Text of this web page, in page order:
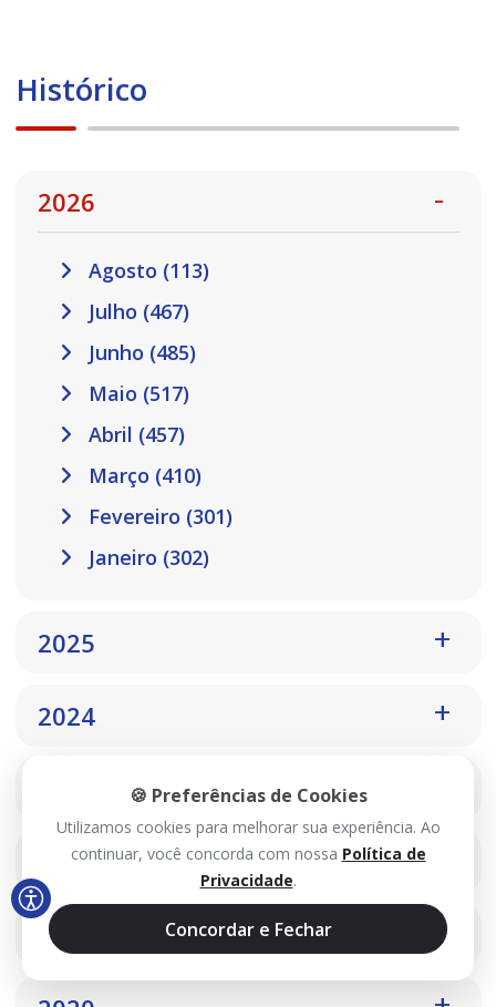
Histórico
2026
Agosto (113)
Julho (467)
Junho (485)
Maio (517)
Abril (457)
Março (410)
Fevereiro (301)
Janeiro (302)
2025
2024
2022
2021
🍪 Preferências de Cookies
Utilizamos cookies para melhorar sua experiência. Ao
continuar, você concorda com nossa Política de
Privacidade.
Concordar e Fechar